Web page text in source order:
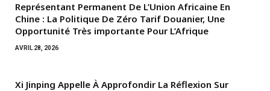
Représentant Permanent De L’Union Africaine En
Chine : La Politique De Zéro Tarif Douanier, Une
Opportunité Très importante Pour L’Afrique
AVRIL 28, 2026
Xi Jinping Appelle À Approfondir La Réflexion Sur